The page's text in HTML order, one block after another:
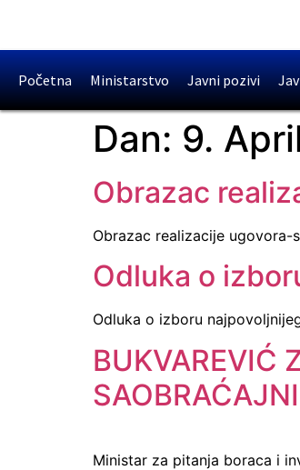
Početna Ministarstvo Javni pozivi
Dan: 9.
Obrazac
Obrazac realizacije ugovora-
Odluka o
Odluka o izboru
BUKVAREVIĆ
Ministar za pitanja boraca i